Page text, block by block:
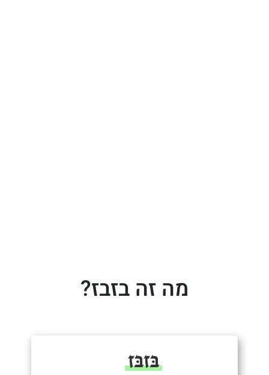
מה זה בזבז?
בּזבּז